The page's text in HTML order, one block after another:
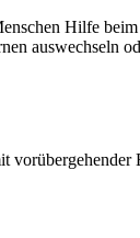
Hilfe
auswechseln